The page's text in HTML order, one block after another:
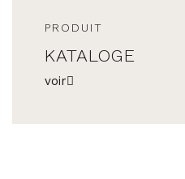
PRODUIT
KATALOGE
voir